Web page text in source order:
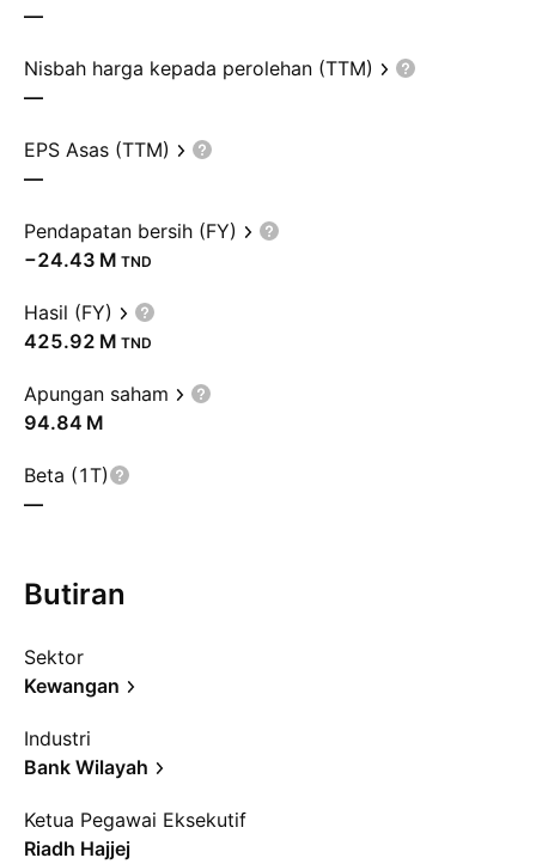
—
Nisbah harga kepada perolehan (TTM)
—
EPS Asas (TTM)
—
Pendapatan bersih (FY)
‪−24.43 M‬ TND
Hasil (FY)
‪425.92 M‬ TND
Apungan saham
‪94.84 M‬
Beta (1T)
—
Butiran
Sektor
Kewangan
Industri
Bank Wilayah
Ketua Pegawai Eksekutif
Riadh Hajjej